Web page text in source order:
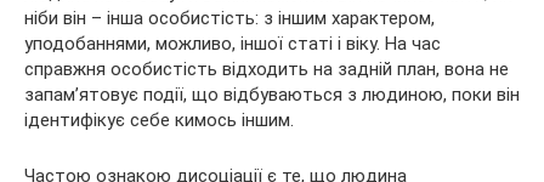
ніби він – інша особистість: з іншим характером,
уподобаннями, можливо, іншої статі і віку. На час
справжня особистість відходить на задній план, вона не
запам’ятовує події, що відбуваються з людиною, поки він
ідентифікує себе кимось іншим.
Частою ознакою дисоціації є те, що людина